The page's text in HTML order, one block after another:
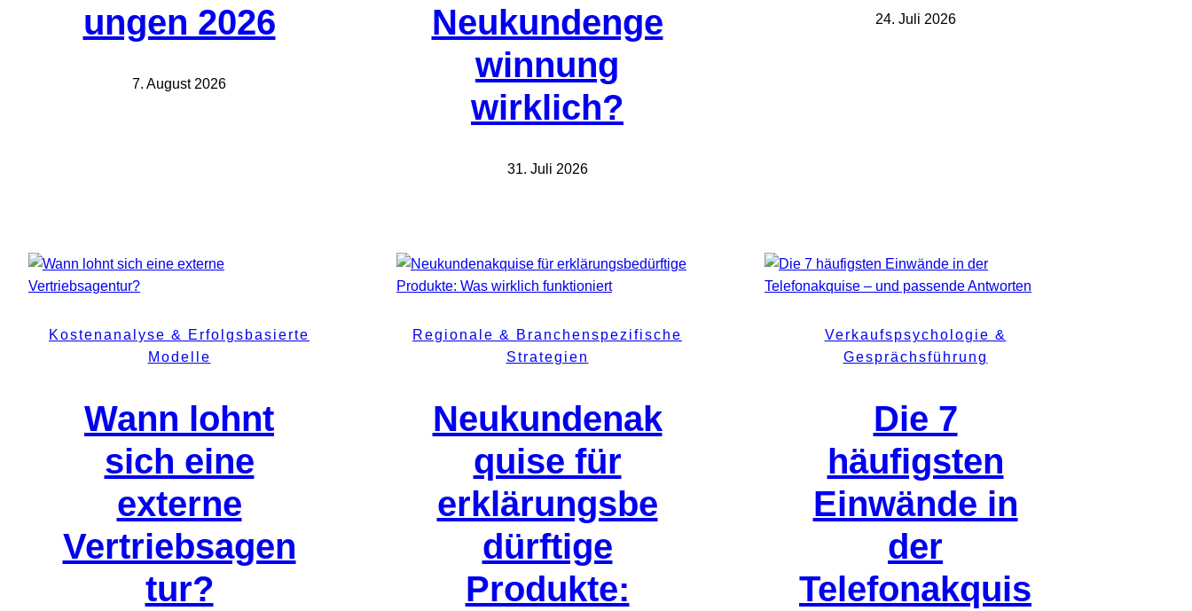
ungen 2026
7. August 2026
Neukundenge
winnung
wirklich?
31. Juli 2026
24. Juli 2026
Kostenanalyse & Erfolgsbasierte
Modelle
Wann lohnt
sich eine
externe
Vertriebsagen
tur?
Regionale & Branchenspezifische
Strategien
Neukundenak
quise für
erklärungsbe
dürftige
Produkte:
Verkaufspsychologie &
Gesprächsführung
Die 7
häufigsten
Einwände in
der
Telefonakquis